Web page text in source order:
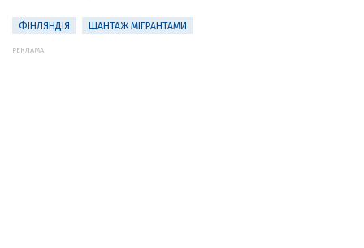
ФІНЛЯНДІЯ ШАНТАЖ МІГРАНТАМИ
РЕКЛАМА: